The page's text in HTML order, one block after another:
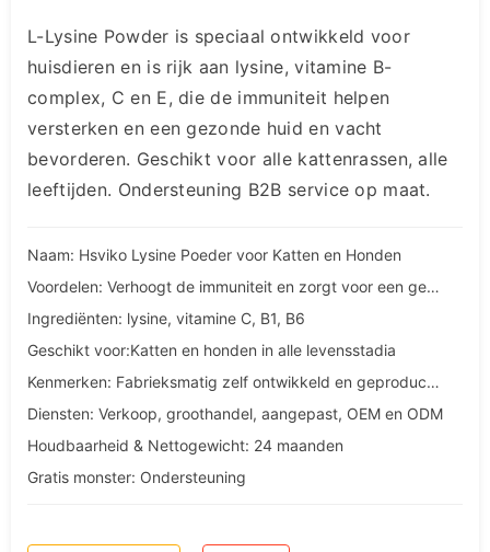
L-Lysine Powder is speciaal ontwikkeld voor
huisdieren en is rijk aan lysine, vitamine B-
complex, C en E, die de immuniteit helpen
versterken en een gezonde huid en vacht
bevorderen. Geschikt voor alle kattenrassen, alle
leeftijden. Ondersteuning B2B service op maat.
Naam: Hsviko Lysine Poeder voor Katten en Honden
Voordelen: Verhoogt de immuniteit en zorgt voor een gezonde huid en vacht
Ingrediënten: lysine, vitamine C, B1, B6
Geschikt voor:Katten en honden in alle levensstadia
Kenmerken: Fabrieksmatig zelf ontwikkeld en geproduceerd
Diensten: Verkoop, groothandel, aangepast, OEM en ODM
Houdbaarheid & Nettogewicht: 24 maanden
Gratis monster: Ondersteuning